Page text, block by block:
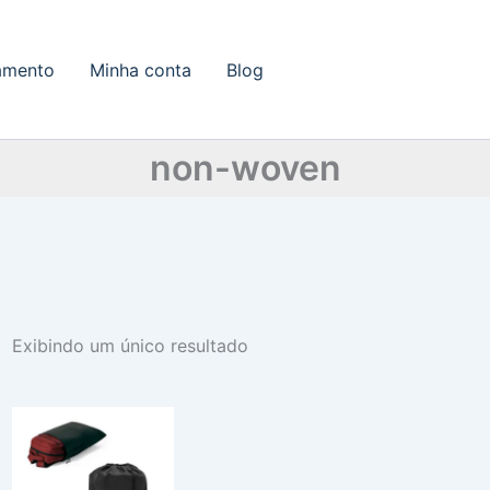
Minha conta Blog
non-woven
Exibindo um único resultado